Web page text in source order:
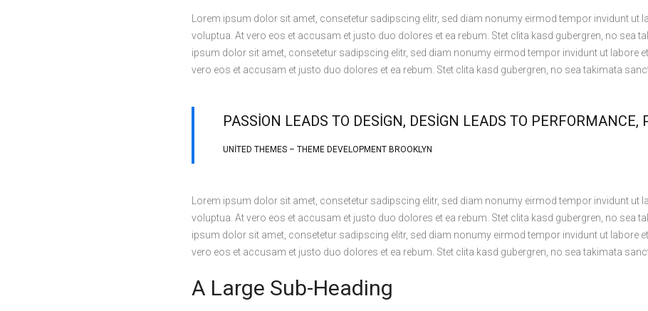
Lorem ipsum dolor sit amet, consetetur sadipscing elitr, sed diam nonumy eirmod tempor invidunt ut
voluptua. At vero eos et accusam et justo duo dolores et ea rebum. Stet clita kasd gubergren, no sea
ipsum dolor sit amet, consetetur sadipscing elitr, sed diam nonumy eirmod tempor invidunt ut labore
vero eos et accusam et justo duo dolores et ea rebum. Stet clita kasd gubergren, no sea takimata
PASSION LEADS TO DESIGN, DESIGN LEADS TO PERFORMANCE,
UNITED THEMES – THEME DEVELOPMENT BROOKLYN
Lorem ipsum dolor sit amet, consetetur sadipscing elitr, sed diam nonumy eirmod tempor invidunt ut
voluptua. At vero eos et accusam et justo duo dolores et ea rebum. Stet clita kasd gubergren, no sea
ipsum dolor sit amet, consetetur sadipscing elitr, sed diam nonumy eirmod tempor invidunt ut labore
vero eos et accusam et justo duo dolores et ea rebum. Stet clita kasd gubergren, no sea takimata
A Large Sub-Heading